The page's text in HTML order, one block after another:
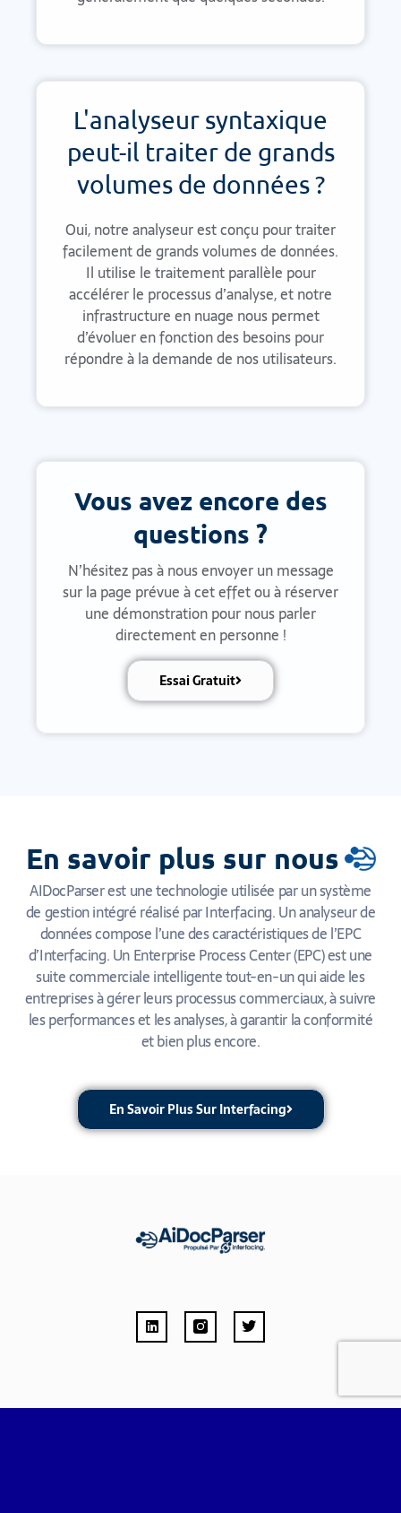
L'analyseur syntaxique
peut-il traiter de grands
volumes de données ?
Oui, notre analyseur est conçu pour traiter
facilement de grands volumes de données.
Il utilise le traitement parallèle pour
accélérer le processus d’analyse, et notre
infrastructure en nuage nous permet
d’évoluer en fonction des besoins pour
répondre à la demande de nos utilisateurs.
Vous avez encore des
questions ?
N’hésitez pas à nous envoyer un message
sur la page prévue à cet effet ou à réserver
une démonstration pour nous parler
directement en personne !
Essai Gratuit
En savoir plus sur nous
AIDocParser est une technologie utilisée par un système
de gestion intégré réalisé par Interfacing. Un analyseur de
données compose l’une des caractéristiques de l’EPC
d’Interfacing. Un Enterprise Process Center (EPC) est une
suite commerciale intelligente tout-en-un qui aide les
entreprises à gérer leurs processus commerciaux, à suivre
les performances et les analyses, à garantir la conformité
et bien plus encore.
En Savoir Plus Sur Interfacing
AIDocParser © 2023 Tous Droits Réservés.